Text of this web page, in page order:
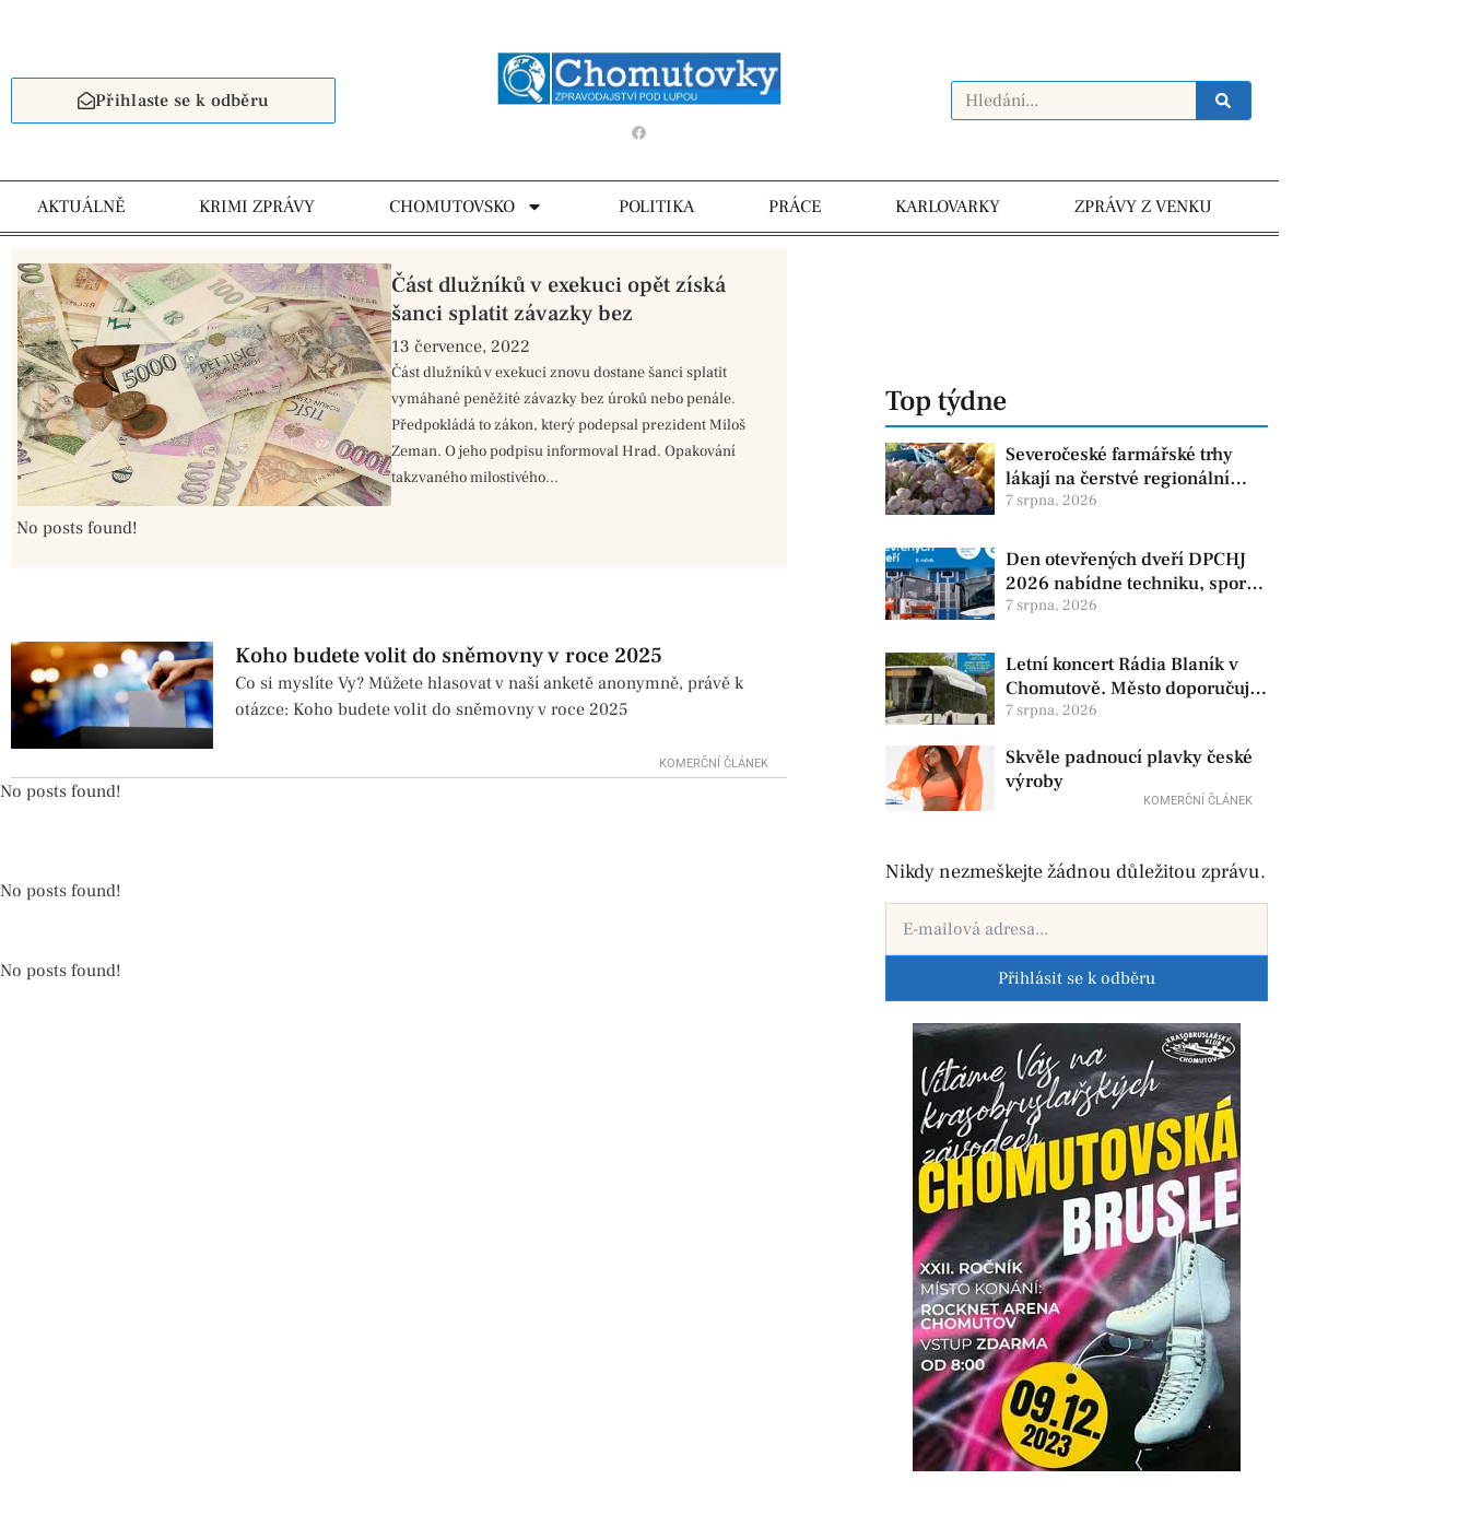
Přihlaste se k odběru
AKTUÁLNĚ KRIMI ZPRÁVY CHOMUTOVSKO POLITIKA PRÁCE KARLOVARKY ZPRÁVY Z VENKU
Část dlužníků v exekuci opět získá
šanci splatit závazky bez
13 července, 2022
Část dlužníků v exekuci znovu dostane šanci splatit
vymáhané peněžité závazky bez úroků nebo penále.
Předpokládá to zákon, který podepsal prezident Miloš
Zeman. O jeho podpisu informoval Hrad. Opakování
takzvaného milostivého...
No posts found!
Koho budete volit do sněmovny v roce 2025
Co si myslíte Vy? Můžete hlasovat v naší anketě anonymně, právě k
otázce: Koho budete volit do sněmovny v roce 2025
KOMERČNÍ ČLÁNEK
No posts found!
No posts found!
No posts found!
Top týdne
Severočeské farmářské trhy
lákají na čerstvé regionální
produkty. V Chomutově se
7 srpna, 2026
Den otevřených dveří DPCHJ
2026 nabídne techniku, sport i
jízdy historickými vozy
7 srpna, 2026
Letní koncert Rádia Blaník v
Chomutově. Město doporučuje
využít MHD
7 srpna, 2026
Skvěle padnoucí plavky české
výroby
KOMERČNÍ ČLÁNEK
Nikdy nezmeškejte žádnou důležitou zprávu.
Přihlásit se k odběru